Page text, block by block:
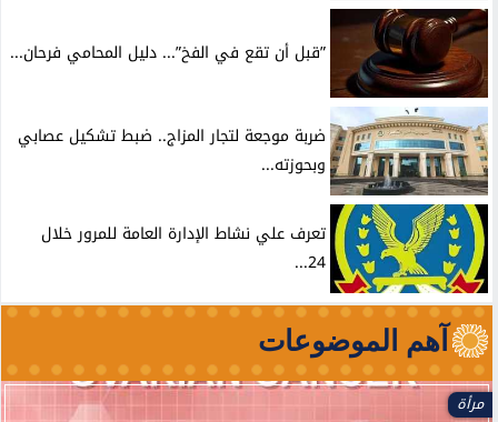
”قبل أن تقع في الفخ”... دليل المحامي فرحان...
ضربة موجعة لتجار المزاج.. ضبط تشكيل عصابي
وبحوزته...
تعرف علي نشاط الإدارة العامة للمرور خلال
24...
آهم الموضوعات
مرأة